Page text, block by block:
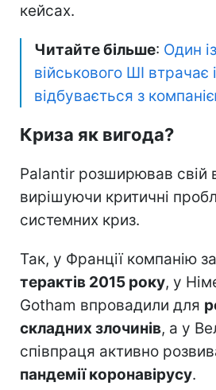
кейсах.
Читайте більше: Один
військового ШІ
відбувається з
Криза як вигода?
Palantir розширював свій
вирішуючи критичні
системних криз.
Так, у Франції компанію
терактів 2015 року, у
Gotham впровадили для
складних злочинів, а у
співпраця активно
пандемії коронавірусу.